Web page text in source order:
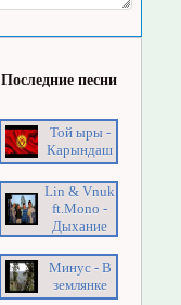
Последние песни
Той ыры -
Карындаш
Lin & Vnuk
ft.Mono -
Дыхание
Минус - В
землянке